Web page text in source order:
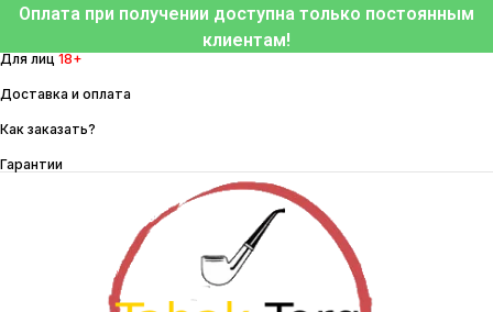
Перейти
содержимому
Оплата при получении доступна только постоянным
клиентам!
Для лиц 18+
Доставка и оплата
Как заказать?
Гарантии